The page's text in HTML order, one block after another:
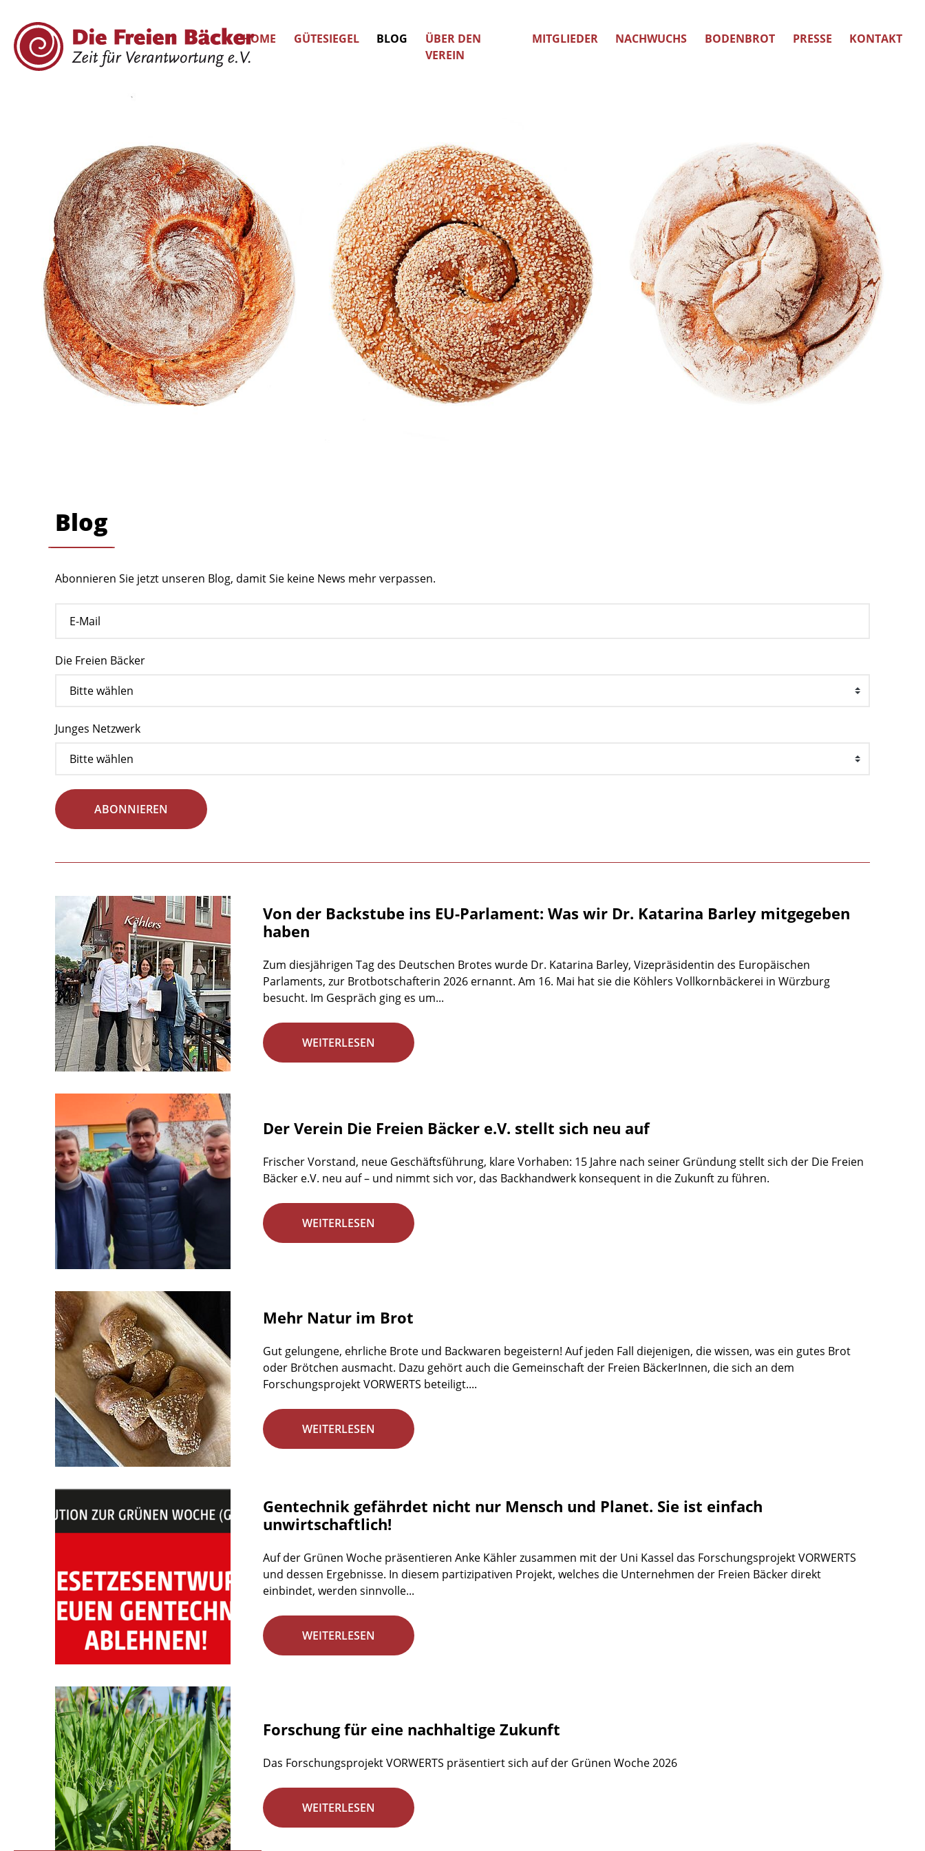
HOME GÜTESIEGEL BLOG
ÜBER DEN
VEREIN
MITGLIEDER NACHWUCHS BODENBROT PRESSE KONTAKT
Blog
Abonnieren Sie jetzt unseren Blog, damit Sie keine News mehr verpassen.
Die Freien Bäcker
Junges Netzwerk
ABONNIEREN
Von der Backstube ins EU-Parlament: Was wir Dr. Katarina Barley mitgegeben
haben
Zum diesjährigen Tag des Deutschen Brotes wurde Dr. Katarina Barley, Vizepräsidentin des Europäischen
Parlaments, zur Brotbotschafterin 2026 ernannt. Am 16. Mai hat sie die Köhlers Vollkornbäckerei in Würzburg
besucht. Im Gespräch ging es um...
WEITERLESEN
Der Verein Die Freien Bäcker e.V. stellt sich neu auf
Frischer Vorstand, neue Geschäftsführung, klare Vorhaben: 15 Jahre nach seiner Gründung stellt sich der Die Freien
Bäcker e.V. neu auf – und nimmt sich vor, das Backhandwerk konsequent in die Zukunft zu führen.
WEITERLESEN
Mehr Natur im Brot
Gut gelungene, ehrliche Brote und Backwaren begeistern! Auf jeden Fall diejenigen, die wissen, was ein gutes Brot
oder Brötchen ausmacht. Dazu gehört auch die Gemeinschaft der Freien BäckerInnen, die sich an dem
Forschungsprojekt VORWERTS beteiligt....
WEITERLESEN
Gentechnik gefährdet nicht nur Mensch und Planet. Sie ist einfach
unwirtschaftlich!
Auf der Grünen Woche präsentieren Anke Kähler zusammen mit der Uni Kassel das Forschungsprojekt VORWERTS
und dessen Ergebnisse. In diesem partizipativen Projekt, welches die Unternehmen der Freien Bäcker direkt
einbindet, werden sinnvolle...
WEITERLESEN
Forschung für eine nachhaltige Zukunft
Das Forschungsprojekt VORWERTS präsentiert sich auf der Grünen Woche 2026
WEITERLESEN